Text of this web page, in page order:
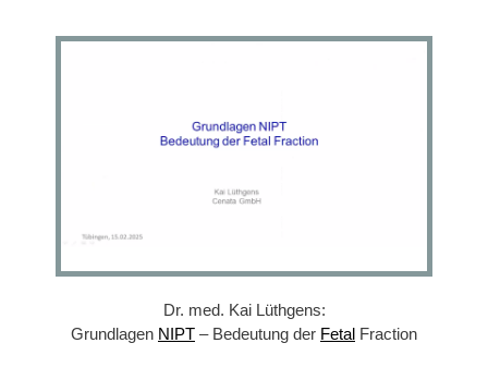
Dr. med. Kai Lüthgens:
Grundlagen NIPT – Bedeutung der Fetal Fraction